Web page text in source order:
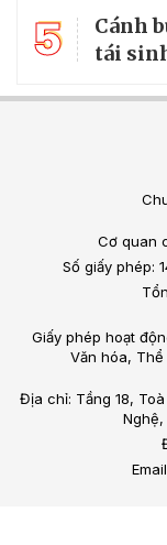
5
Cánh
tái
Cơ quan
Số giấy phép:
Giấy phép hoạt
Văn hóa,
Địa chỉ: Tầng 18,
Nghệ,